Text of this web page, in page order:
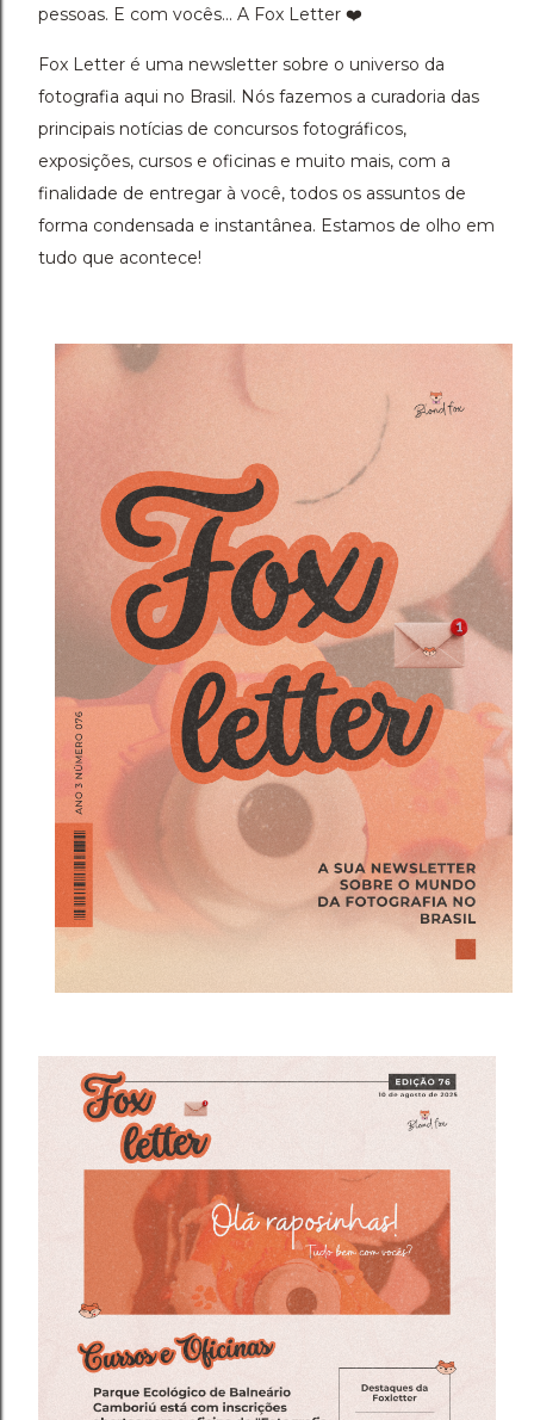
pessoas. E com vocês... A Fox Letter ❤️
Fox Letter é uma newsletter sobre o universo da
fotografia aqui no Brasil. Nós fazemos a curadoria das
principais notícias de concursos fotográficos,
exposições, cursos e oficinas e muito mais, com a
finalidade de entregar à você, todos os assuntos de
forma condensada e instantânea. Estamos de olho em
tudo que acontece!